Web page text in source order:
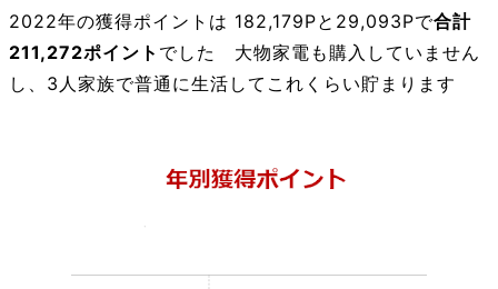
2022年の獲得ポイントは 182,179Pと29,093Pで合計
211,272ポイント でした 大物家電も購入していません
し、3人家族で普通に生活してこれくらい貯まります